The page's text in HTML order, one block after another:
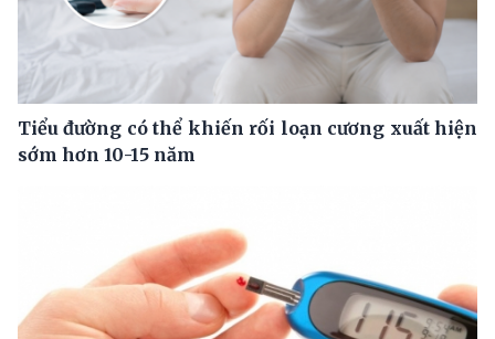
Tiểu đường có thể khiến rối loạn cương xuất hiện
sớm hơn 10-15 năm